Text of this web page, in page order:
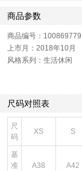
商品参数
商品编号：100869779
上市月：2018年10月
风格系列：生活休闲
货品来源：招商
服饰类别：下装
里料材质：聚酯纤维
色系：黑色
风格：休闲
尺码对照表
尺
码
XS S
基
准
A38 A42